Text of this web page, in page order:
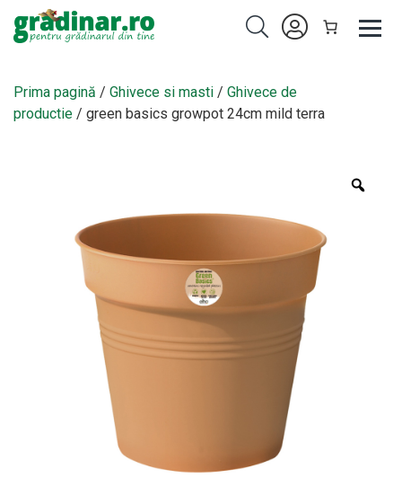
Prima pagină / Ghivece si masti / Ghivece de
productie / green basics growpot 24cm mild terra